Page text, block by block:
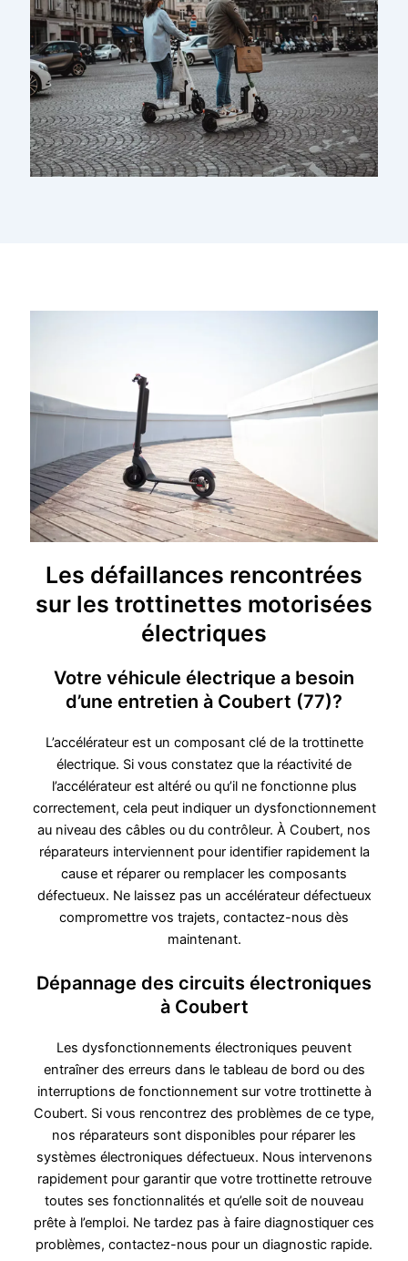
Les défaillances rencontrées
sur les trottinettes motorisées
électriques
Votre véhicule électrique a besoin
d’une entretien à Coubert (77)?
L’accélérateur est un composant clé de la trottinette
électrique. Si vous constatez que la réactivité de
l’accélérateur est altéré ou qu’il ne fonctionne plus
correctement, cela peut indiquer un dysfonctionnement
au niveau des câbles ou du contrôleur. À Coubert, nos
réparateurs interviennent pour identifier rapidement la
cause et réparer ou remplacer les composants
défectueux. Ne laissez pas un accélérateur défectueux
compromettre vos trajets, contactez-nous dès
maintenant.
Dépannage des circuits électroniques
à Coubert
Les dysfonctionnements électroniques peuvent
entraîner des erreurs dans le tableau de bord ou des
interruptions de fonctionnement sur votre trottinette à
Coubert. Si vous rencontrez des problèmes de ce type,
nos réparateurs sont disponibles pour réparer les
systèmes électroniques défectueux. Nous intervenons
rapidement pour garantir que votre trottinette retrouve
toutes ses fonctionnalités et qu’elle soit de nouveau
prête à l’emploi. Ne tardez pas à faire diagnostiquer ces
problèmes, contactez-nous pour un diagnostic rapide.